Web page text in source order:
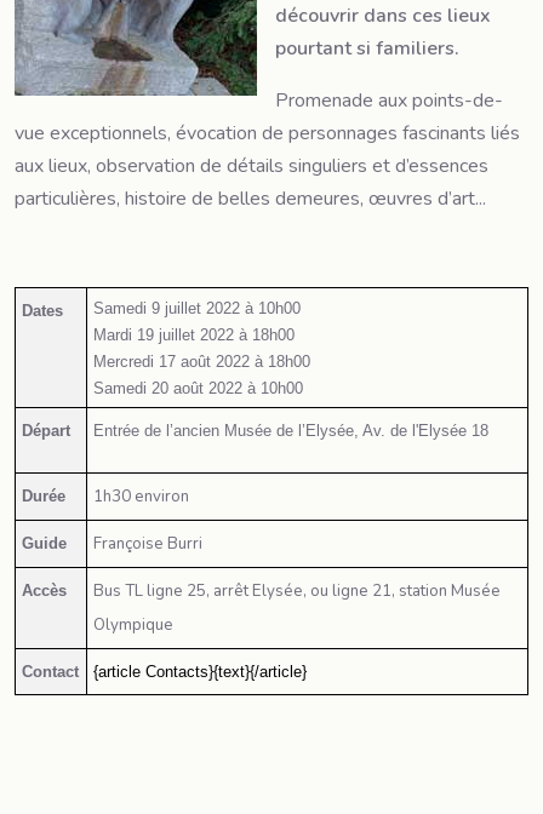
découvrir dans ces lieux
pourtant si familiers.
Promenade aux points-de-
vue exceptionnels, évocation de personnages fascinants liés
aux lieux, observation de détails singuliers et d’essences
particulières, histoire de belles demeures, œuvres d’art...
Dates
Samedi 9 juillet 2022 à 10h00
Mardi 19 juillet 2022 à 18h00
Mercredi 17 août 2022 à 18h00
Samedi 20 août 2022 à 10h00
Départ Entrée de l’ancien Musée de l’Elysée, Av. de l'Elysée 18
Durée 1h30 environ
Guide Françoise Burri
Accès
Bus TL ligne 25, arrêt Elysée, ou ligne 21, station Musée
Olympique
Contact {article Contacts}{text}{/article}